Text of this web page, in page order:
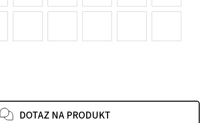
DOTAZ NA PRODUKT